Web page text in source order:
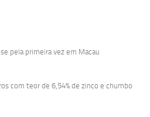
pela primeira vez em Macau
com teor de 6,54% de zinco e chumbo